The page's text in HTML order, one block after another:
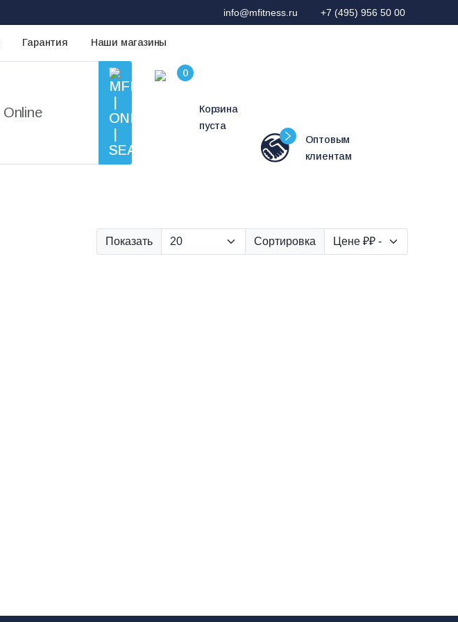
info@mfitness.ru +7 (495) 956 50 00
Гарантия Наши магазины
Корзина
пуста
Оптовым
клиентам
Показать Сортировка